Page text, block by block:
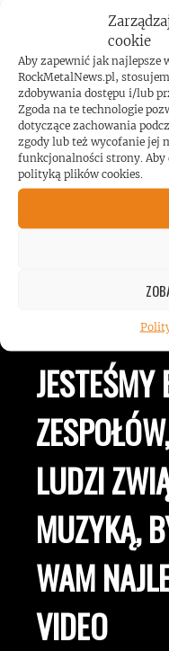
cookie
Aby zapewnić jak najlepsze
RockMetalNews.pl,
zdobywania dostępu i/lub
Zgoda na te technologie
dotyczące zachowania
zgody lub też wycofanie jej
funkcjonalności strony. Aby
polityką plików cookies.
Koncert AC/DC
hałasu!
JESTEŚMY
LUDZI
MUZYKĄ,
WAM
VIDEO